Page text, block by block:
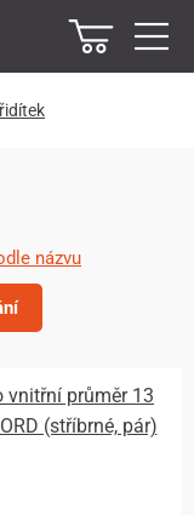
názvu
vnitřní průměr 13
(stříbrné, pár)